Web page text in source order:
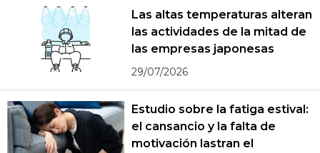
Las altas temperaturas alteran
las actividades de la mitad de
las empresas japonesas
29/07/2026
Estudio sobre la fatiga estival:
el cansancio y la falta de
motivación lastran el